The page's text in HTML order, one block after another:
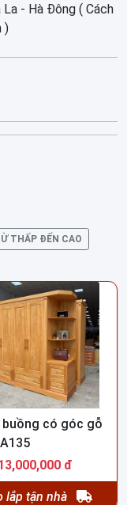
- Hà Đông ( Cách
)
THẤP ĐẾN CAO
buồng có góc gỗ
đ
lắp tận nhà